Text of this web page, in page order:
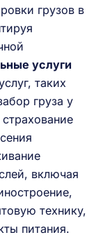
грузов в
услуги
таких
груза у
включая
технику,
питания.